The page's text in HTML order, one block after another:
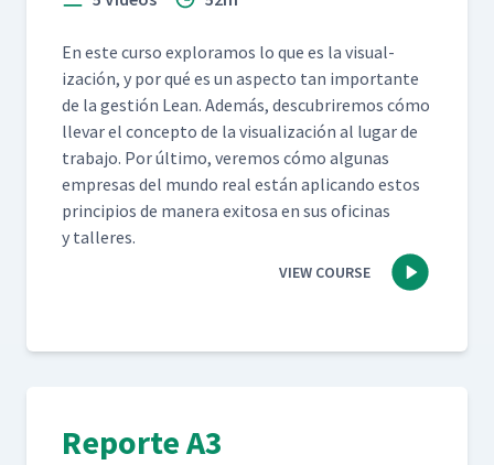
En este cur­so explo­ramos lo que es la visu­al­
ización, y por qué es un aspec­to tan impor­tante
de la gestión Lean. Además, des­cubrire­mos cómo
lle­var el con­cep­to de la visu­al­ización al lugar de
tra­ba­jo. Por últi­mo, ver­e­mos cómo algu­nas
empre­sas del mun­do real están apli­can­do estos
prin­ci­p­ios de man­era exi­tosa en sus ofic­i­nas
y talleres.
VIEW COURSE
Reporte A3